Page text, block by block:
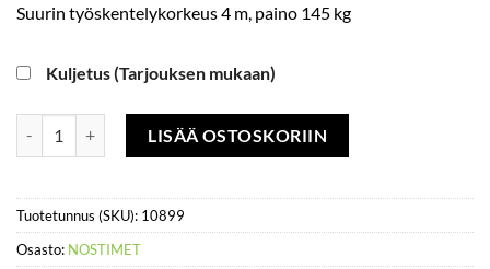
Suurin työskentelykorkeus 4 m, paino 145 kg
Kuljetus (Tarjouksen mukaan)
Kevyt henkilönostin IXOLIFT 400-S B, lavakorkeus max 1,97 m, netto
LISÄÄ OSTOSKORIIN
Tuotetunnus (SKU): 10899
Osasto: NOSTIMET